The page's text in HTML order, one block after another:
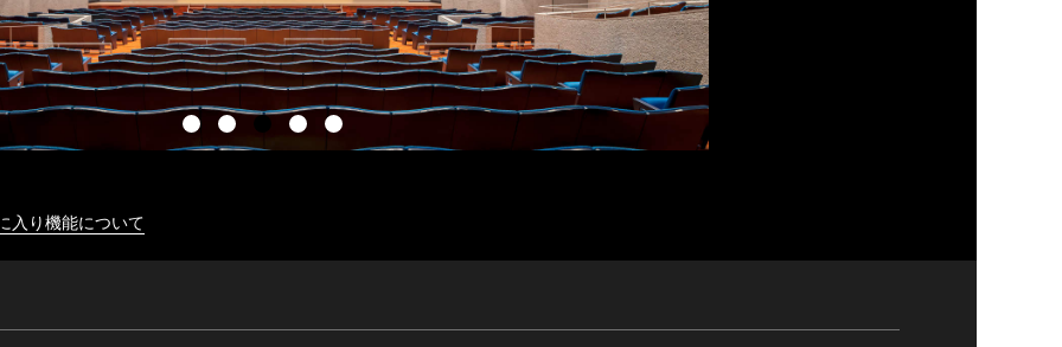
入り機能について